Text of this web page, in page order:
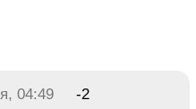
04:49
-2